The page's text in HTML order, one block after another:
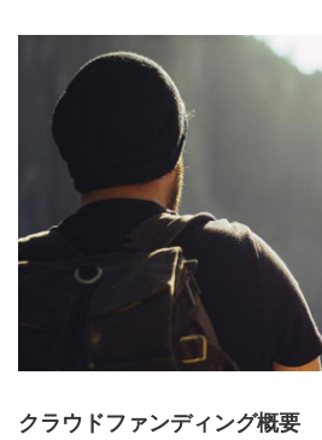
クラウドファンディング概要